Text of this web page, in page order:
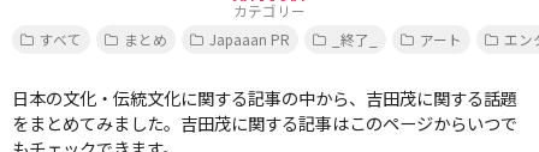
カテゴリー
すべて
まとめ Japaaan PR _終了_ アート エン
日本の文化・伝統文化に関する記事の中から、吉田茂に関する話題
をまとめてみました。吉田茂に関する記事はこのページからいつで